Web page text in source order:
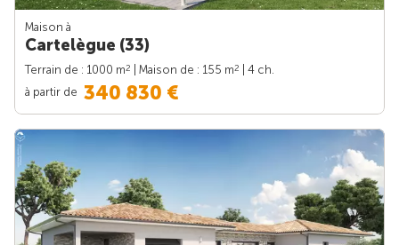
Maison à
Cartelègue (33)
Terrain de : 1000 m2 | Maison de : 155 m2
| 4 ch.
à partir de 340 830 €